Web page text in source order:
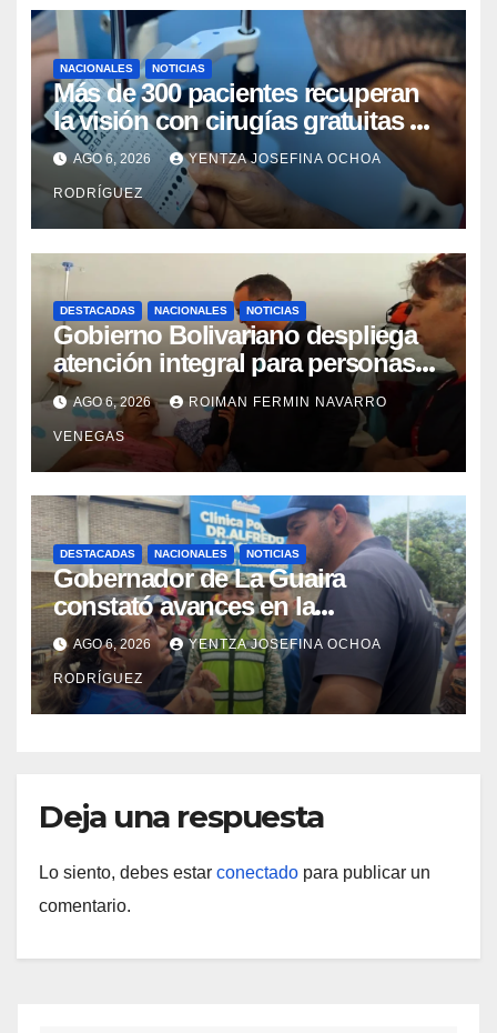
NACIONALES NOTICIAS
Más de 300 pacientes recuperan
la visión con cirugías gratuitas de
cataratas en Zulia
AGO 6, 2026 YENTZA JOSEFINA OCHOA
RODRÍGUEZ
DESTACADAS NACIONALES NOTICIAS
Gobierno Bolivariano despliega
atención integral para personas
con discapacidad en
campamentos de La Guaira
AGO 6, 2026 ROIMAN FERMIN NAVARRO
VENEGAS
DESTACADAS NACIONALES NOTICIAS
Gobernador de La Guaira
constató avances en la
rehabilitación del Hospitalito de
Catia la Mar
AGO 6, 2026 YENTZA JOSEFINA OCHOA
RODRÍGUEZ
Deja una respuesta
Lo siento, debes estar conectado para publicar un
comentario.